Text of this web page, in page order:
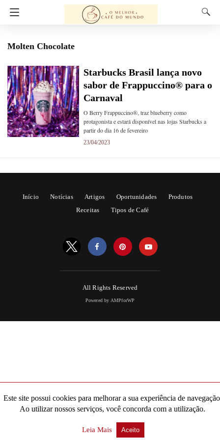
Molten Chocolate
Starbucks Brasil lança novo
sabor de Frappuccino® para o
Carnaval
O Berry Frappuccino®, traz blueberry como
protagonista e estará disponível nas lojas Starbucks a
partir do dia 16 de fevereiro
23/04/2023
Início Notícias Artigos Oportunidades
Produtos
Receitas
Tipos de Café
All Rights Reserved
Powered by AMPforWP
Este site possui cookies para melhorar a sua experiência de
Ao utilizar nossos serviços, você concorda com a utilização.
Leia Mais Aceito